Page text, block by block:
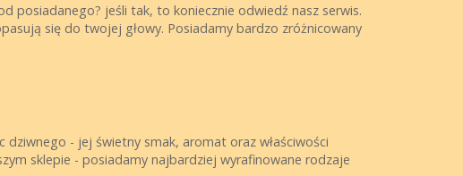
posiadanego? jeśli tak, to koniecznie odwiedź nasz serwis.
się do twojej głowy. Posiadamy bardzo zróżnicowany
dziwnego - jej świetny smak, aromat oraz właściwości
sklepie - posiadamy najbardziej wyrafinowane rodzaje